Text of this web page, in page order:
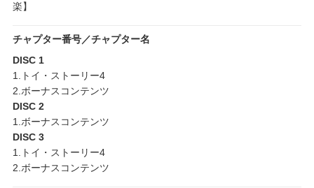
楽】
チャプター番号／チャプター名
DISC 1
1.トイ・ストーリー4
2.ボーナスコンテンツ
DISC 2
1.ボーナスコンテンツ
DISC 3
1.トイ・ストーリー4
2.ボーナスコンテンツ